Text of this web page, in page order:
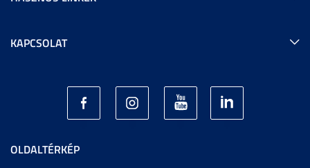
KAPCSOLAT
OLDALTÉRKÉP